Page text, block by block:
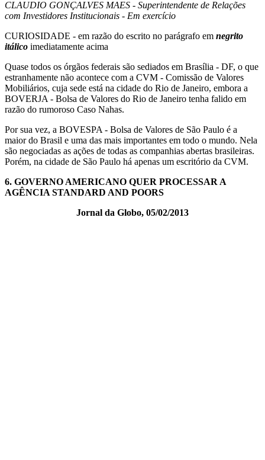
CLAUDIO GONÇALVES MAES - Superintendente de Relações
com Investidores Institucionais - Em exercício
CURIOSIDADE - em razão do escrito no parágrafo em negrito
itálico imediatamente acima
Quase todos os órgãos federais são sediados em Brasília - DF, o que
estranhamente não acontece com a CVM - Comissão de Valores
Mobiliários, cuja sede está na cidade do Rio de Janeiro, embora a
BOVERJA - Bolsa de Valores do Rio de Janeiro tenha falido em
razão do rumoroso Caso Nahas.
Por sua vez, a BOVESPA - Bolsa de Valores de São Paulo é a
maior do Brasil e uma das mais importantes em todo o mundo. Nela
são negociadas as ações de todas as companhias abertas brasileiras.
Porém, na cidade de São Paulo há apenas um escritório da CVM.
6. GOVERNO AMERICANO QUER PROCESSAR A
AGÊNCIA STANDARD AND POORS
Jornal da Globo, 05/02/2013